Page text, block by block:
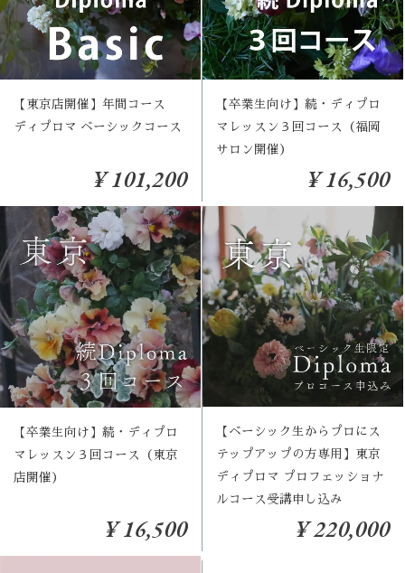
【東京店開催】年間コース
ディプロマ ベーシックコース
¥ 101,200
【卒業生向け】続・ディプロ
マレッスン３回コース（福岡
サロン開催）
¥ 16,500
【卒業生向け】続・ディプロ
マレッスン３回コース（東京
店開催）
¥ 16,500
【ベーシック生からプロにス
テップアップの方専用】東京
ディプロマ プロフェッショナ
ルコース受講申し込み
¥ 220,000